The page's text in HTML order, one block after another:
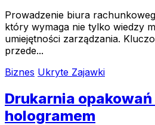
Prowadzenie biura
który wymaga nie tylko wiedzy
umiejętności zarządzania.
przede...
Biznes Ukryte Zajawki
Drukarnia opakowań
hologramem